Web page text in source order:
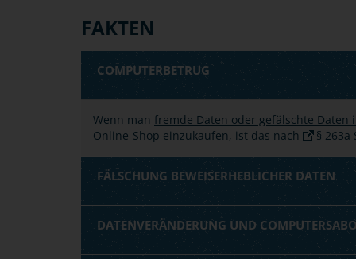
FAKTEN
COMPUTERBETRUG
Wenn man fremde Daten oder gefälschte Daten
Online-Shop einzukaufen, ist das nach
§ 263a
FÄLSCHUNG BEWEISERHEBLICHER DATEN
DATENVERÄNDERUNG UND